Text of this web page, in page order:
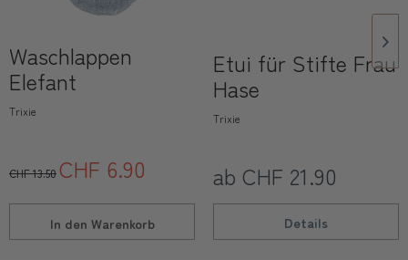
Waschlappen
Elefant
Trixie
CHF 13.50CHF 6.90
In den Warenkorb
Etui für Stifte Frau
Hase
Trixie
ab CHF 21.90
Details